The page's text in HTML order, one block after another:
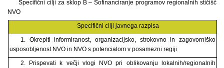
Specifični cilji za sklop B – Sofinanciranje programov regionalnih stičišč
NVO
Specifični cilji javnega razpisa
1. Okrepiti informiranost, organizacijsko, strokovno in zagovorniško
usposobljenost NVO in NVO s potencialom v posamezni regiji
2. Prispevati k večji vlogi NVO pri oblikovanju lokalnih/regionalnih